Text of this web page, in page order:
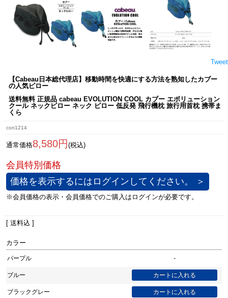
Tweet
【Cabeau日本総代理店】移動時間を快適にする方法を熟知したカブー
の人気ピロー
送料無料 正規品 cabeau EVOLUTION COOL カブー エボリューション
クール ネックピロー ネック ピロー 低反発 飛行機枕 旅行用首枕 携帯ま
くら
con1214
通常価格8,580円 (税込)
価格を表示するにはログインしてください。 ＞
[ 送料込 ]
カラー
パープル -
ブルー
ブラックグレー